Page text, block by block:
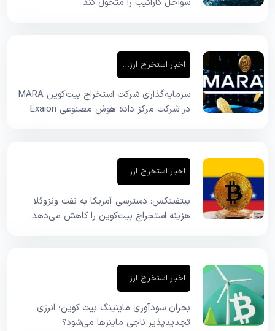
سواحل کارائیب را متحول کند
اخبار استخراج ارز دیجیتال
سرمایه‌گذاری شرکت استخراج بیت‌کوین MARA
در شرکت مرکز داده هوش مصنوعی Exaion
اخبار استخراج ارز دیجیتال
بیتفینکس: دسترسی آمریکا به نفت ونزوئلا
هزینه استخراج بیت‌کوین را کاهش می‌دهد
اخبار استخراج ارز دیجیتال
بحران سودآوری ماینینگ بیت کوین؛ انرژی
تجدیدپذیر ناجی ماینرها می‌شود؟